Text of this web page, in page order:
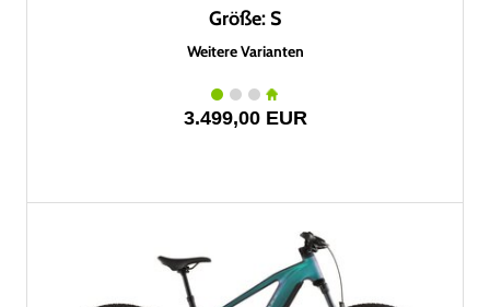
Größe: S
Weitere Varianten
3.499,00 EUR